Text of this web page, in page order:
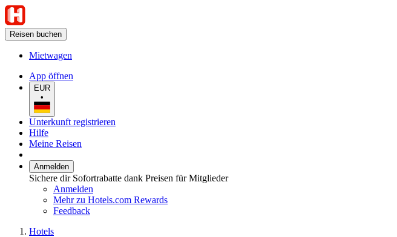
Reisen buchen
Mietwagen
App öffnen
EUR
•
Unterkunft registrieren
Hilfe
Meine Reisen
Anmelden
Sichere dir Sofortrabatte dank Preisen für Mitglieder
Anmelden
Mehr zu Hotels.com Rewards
Feedback
Hotels